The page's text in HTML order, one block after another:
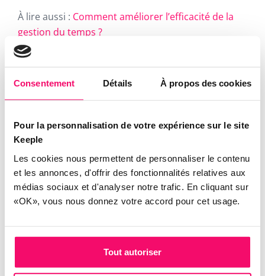
Consentement Détails À propos des cookies
Pour la personnalisation de votre expérience sur le site
Keeple
Les cookies nous permettent de personnaliser le contenu
et les annonces, d'offrir des fonctionnalités relatives aux
médias sociaux et d'analyser notre trafic. En cliquant sur
«OK», vous nous donnez votre accord pour cet usage.
Tout autoriser
À lire aussi : Comment améliorer l’efficacité de la
gestion du temps ?
Aller plus loin : créer une
dynamique durable au sein des
équipes
Réengager les équipes après les vacances, c’est
bien. Maintenir l’élan dans la durée, c’est encore
mieux. Voici quelques idées pour entretenir la
motivation au fil des mois :
Mettre en place desrituels d’équipe(stand-
informels)
Créer des objectifs courtsmais stimulants,
avec des feedbacks réguliers